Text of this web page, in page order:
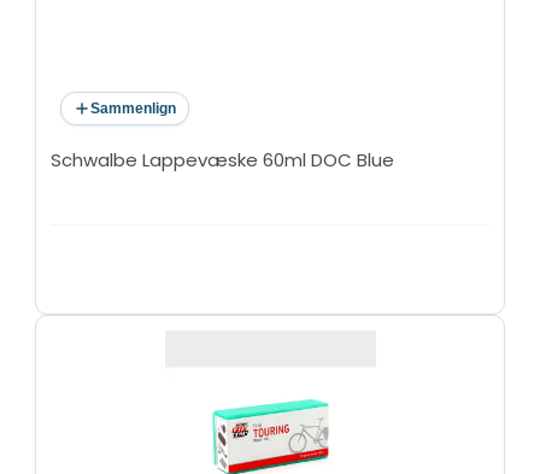
Sammenlign
Schwalbe Lappevæske 60ml DOC Blue